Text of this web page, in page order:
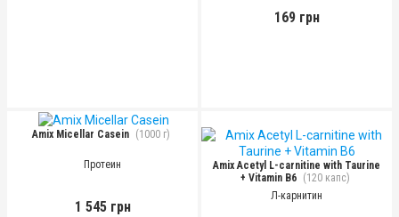
169 грн
Amix Micellar Casein (1000 г)
Протеин
1 545 грн
Amix Acetyl L-carnitine with Taurine
+ Vitamin B6
(120 капс)
Л-карнитин